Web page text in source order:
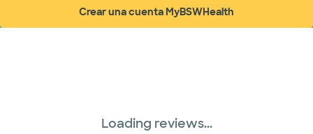
Crear una cuenta MyBSWHealth
(abre en ventana nueva)
Loading reviews...